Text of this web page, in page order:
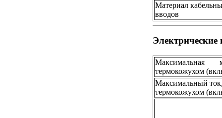
Материал
вводов
Максимальная
термокожухом
Максимальный
термокожухом